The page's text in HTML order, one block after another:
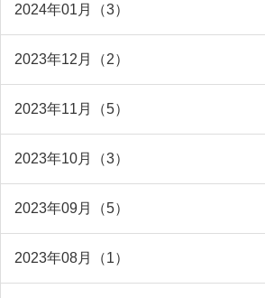
2024年01月（3）
2023年12月（2）
2023年11月（5）
2023年10月（3）
2023年09月（5）
2023年08月（1）